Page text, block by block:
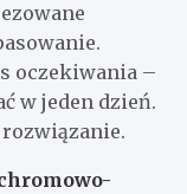
oczekiwania –
w jeden dzień.